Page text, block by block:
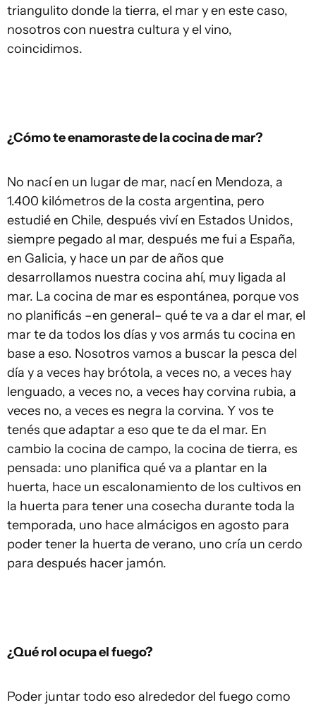
triangulito donde la tierra, el mar y en este caso,
nosotros con nuestra cultura y el vino,
coincidimos.
¿Cómo te enamoraste de la cocina de mar?
No nací en un lugar de mar, nací en Mendoza, a
1.400 kilómetros de la costa argentina, pero
estudié en Chile, después viví en Estados Unidos,
siempre pegado al mar, después me fui a España,
en Galicia, y hace un par de años que
desarrollamos nuestra cocina ahí, muy ligada al
mar. La cocina de mar es espontánea, porque vos
no planificás –en general– qué te va a dar el mar, el
mar te da todos los días y vos armás tu cocina en
base a eso. Nosotros vamos a buscar la pesca del
día y a veces hay brótola, a veces no, a veces hay
lenguado, a veces no, a veces hay corvina rubia, a
veces no, a veces es negra la corvina. Y vos te
tenés que adaptar a eso que te da el mar. En
cambio la cocina de campo, la cocina de tierra, es
pensada: uno planifica qué va a plantar en la
huerta, hace un escalonamiento de los cultivos en
la huerta para tener una cosecha durante toda la
temporada, uno hace almácigos en agosto para
poder tener la huerta de verano, uno cría un cerdo
para después hacer jamón.
¿Qué rol ocupa el fuego?
Poder juntar todo eso alrededor del fuego como